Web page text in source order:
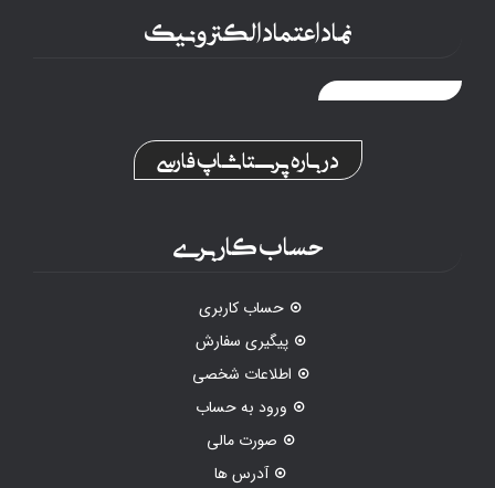
نماد اعتماد الکترونیک
درباره پرستاشاپ فارسی
حساب کاربری
حساب کاربری
پیگیری سفارش
اطلاعات شخصی
ورود به حساب
صورت مالی
آدرس ها